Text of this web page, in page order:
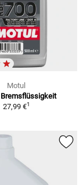
Motul
Bremsflüssigkeit
27,99 €1